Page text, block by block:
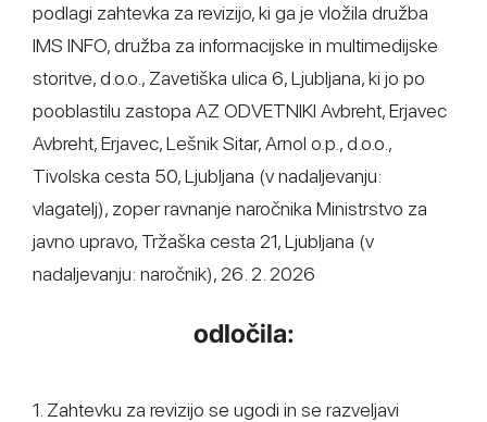
podlagi zahtevka za revizijo, ki ga je vložila družba
IMS INFO, družba za informacijske in multimedijske
storitve, d.o.o., Zavetiška ulica 6, Ljubljana, ki jo po
pooblastilu zastopa AZ ODVETNIKI Avbreht, Erjavec
Avbreht, Erjavec, Lešnik Sitar, Arnol o.p., d.o.o.,
Tivolska cesta 50, Ljubljana (v nadaljevanju:
vlagatelj), zoper ravnanje naročnika Ministrstvo za
javno upravo, Tržaška cesta 21, Ljubljana (v
nadaljevanju: naročnik), 26. 2. 2026
odločila:
1. Zahtevku za revizijo se ugodi in se razveljavi